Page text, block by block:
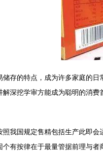
存的特点，成为许多家庭的
深挖学审方能成为聪明的消
我国规定售精包括生产此即
有按律在于最量管据前理与